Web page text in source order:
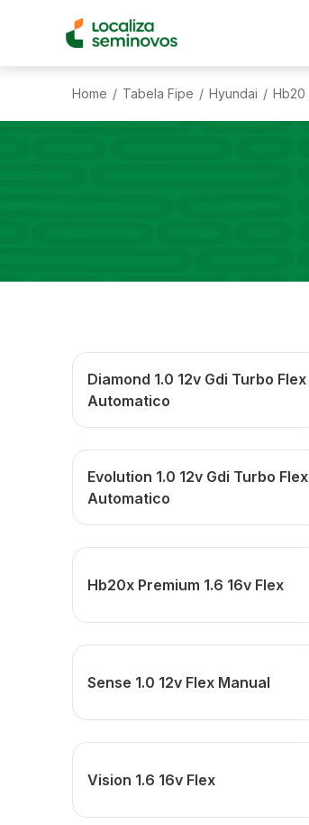
Home / Tabela Fipe / Hyundai / Hb20
Diamond 1.0 12v Gdi Turbo Flex
Automatico
Evolution 1.0 12v Gdi Turbo Flex
Automatico
Hb20x Premium 1.6 16v Flex
Sense 1.0 12v Flex Manual
Vision 1.6 16v Flex